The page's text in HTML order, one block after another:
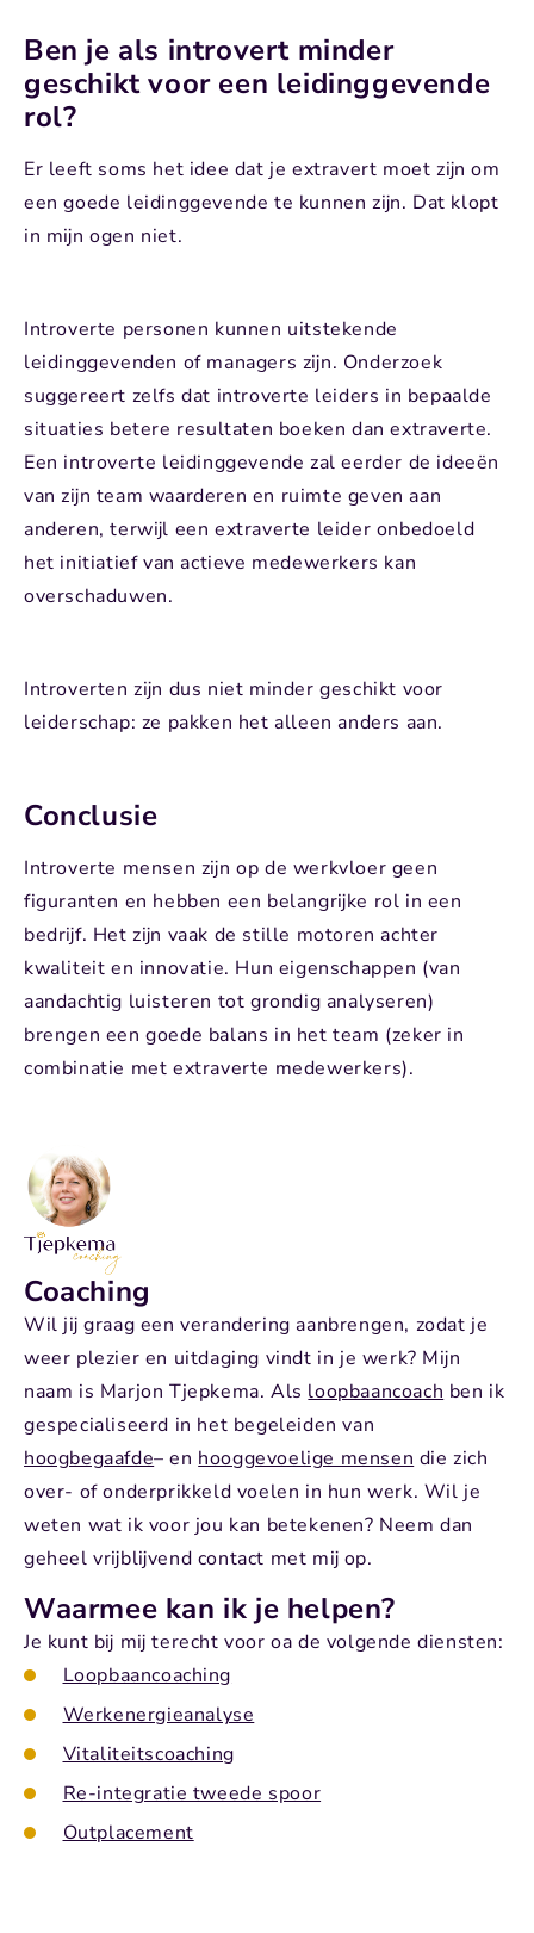
Ben je als introvert minder
geschikt voor een leidinggevende
rol?
Er leeft soms het idee dat je extravert moet zijn om
een goede leidinggevende te kunnen zijn. Dat klopt
in mijn ogen niet.
Introverte personen kunnen uitstekende
leidinggevenden of managers zijn. Onderzoek
suggereert zelfs dat introverte leiders in bepaalde
situaties betere resultaten boeken dan extraverte.
Een introverte leidinggevende zal eerder de ideeën
van zijn team waarderen en ruimte geven aan
anderen, terwijl een extraverte leider onbedoeld
het initiatief van actieve medewerkers kan
overschaduwen.
Introverten zijn dus niet minder geschikt voor
leiderschap: ze pakken het alleen anders aan.
Conclusie
Introverte mensen zijn op de werkvloer geen
figuranten en hebben een belangrijke rol in een
bedrijf. Het zijn vaak de stille motoren achter
kwaliteit en innovatie. Hun eigenschappen (van
aandachtig luisteren tot grondig analyseren)
brengen een goede balans in het team (zeker in
combinatie met extraverte medewerkers).
Coaching
Wil jij graag een verandering aanbrengen, zodat je
weer plezier en uitdaging vindt in je werk? Mijn
naam is Marjon Tjepkema. Als loopbaancoach ben ik
gespecialiseerd in het begeleiden van
hoogbegaafde– en hooggevoelige mensen die zich
over- of onderprikkeld voelen in hun werk. Wil je
weten wat ik voor jou kan betekenen? Neem dan
geheel vrijblijvend contact met mij op.
Waarmee kan ik je helpen?
Je kunt bij mij terecht voor oa de volgende diensten:
Loopbaancoaching
Werkenergieanalyse
Vitaliteitscoaching
Re-integratie tweede spoor
Outplacement